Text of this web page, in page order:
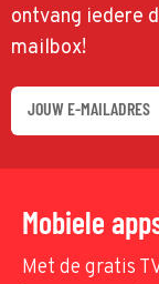
ontvang iedere
mailbox!
Mobiele
Met de gratis